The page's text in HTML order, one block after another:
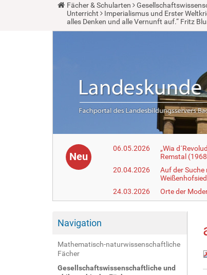
Y
a
Fächer & Schularten
Unterricht
Imperialismus und Erster
alles Denken und alle Vernunft auf.“ Fritz
Neu
06.05.2026
„Wia
Remstal
20.04.2026
Auf der Suche
24.03.2026
Orte der
Navigation
Mathematisch-naturwissenschaftliche
Fächer
Gesellschaftswissenschaftliche und